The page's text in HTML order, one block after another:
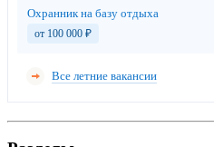
Охранник на базу отдыха
от 100 000 ₽
Все летние вакансии